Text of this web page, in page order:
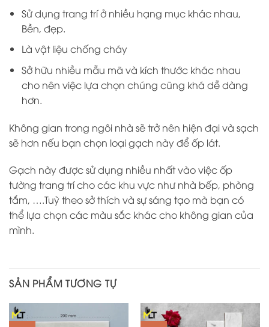
Sử dụng trang trí ở nhiều hạng mục khác nhau,
Bền, đẹp.
Là vật liệu chống cháy
Sở hữu nhiều mẫu mã và kích thước khác nhau
cho nên việc lựa chọn chúng cũng khá dễ dàng
hơn.
Không gian trong ngôi nhà sẽ trở nên hiện đại và sạch
sẽ hơn nếu bạn chọn loại gạch này để ốp lát.
Gạch này được sử dụng nhiều nhất vào việc ốp
tường trang trí cho các khu vực như nhà bếp, phòng
tắm, ….Tuỳ theo sở thích và sự sáng tạo mà bạn có
thể lựa chọn các màu sắc khác cho không gian của
mình.
SẢN PHẨM TƯƠNG TỰ